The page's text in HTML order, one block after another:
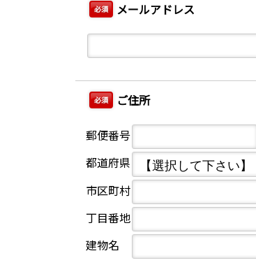
必須 メールアドレス
必須 ご住所
郵便番号
都道府県
市区町村
丁目番地
建物名